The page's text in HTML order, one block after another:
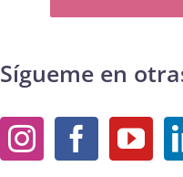
Sígueme en